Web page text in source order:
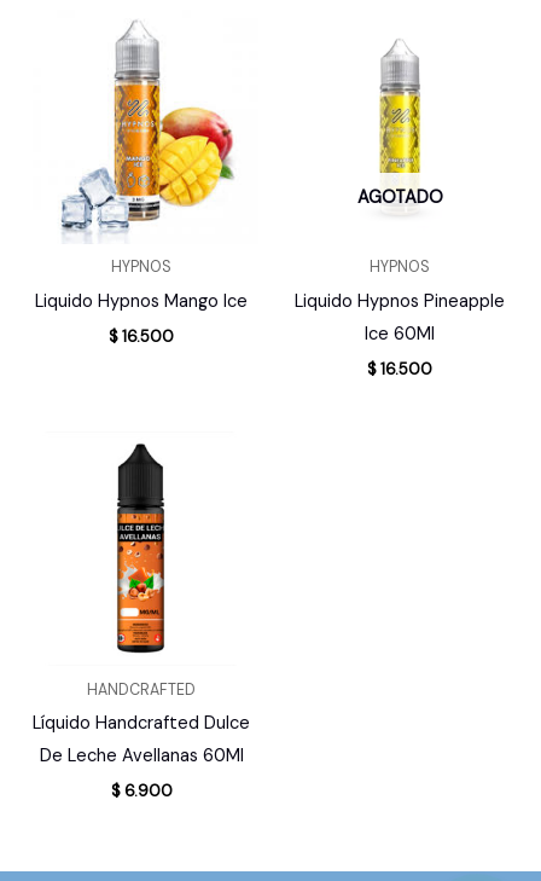
HYPNOS
Liquido Hypnos Mango Ice
$16.500
AGOTADO
HYPNOS
Liquido Hypnos Pineapple
Ice 60Ml
$16.500
HANDCRAFTED
Líquido Handcrafted Dulce
De Leche Avellanas 60Ml
$6.900